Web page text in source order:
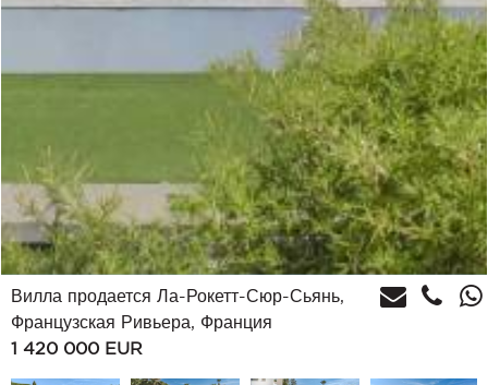
Вилла продается Ла-Рокетт-Сюр-Сьянь,
Французская Ривьера, Франция
1 420 000 EUR